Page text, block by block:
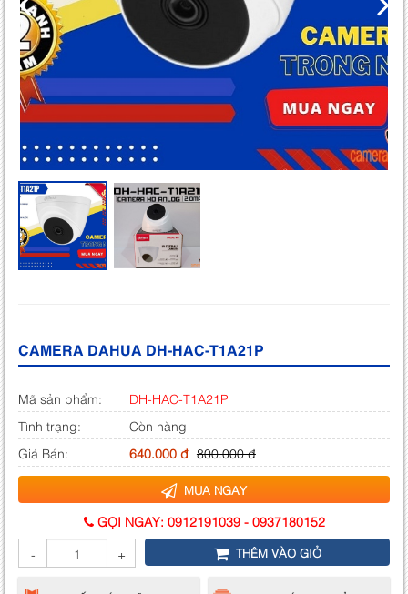
CAMERA DAHUA DH-HAC-T1A21P
Mã sản phẩm:
DH-HAC-T1A21P
Tình trạng:
Còn hàng
Giá Bán:
640.000 đ 800.000 đ
MUA NGAY
GỌI NGAY: 0912191039- 0937180152
-
+ THÊM VÀO GIỎ